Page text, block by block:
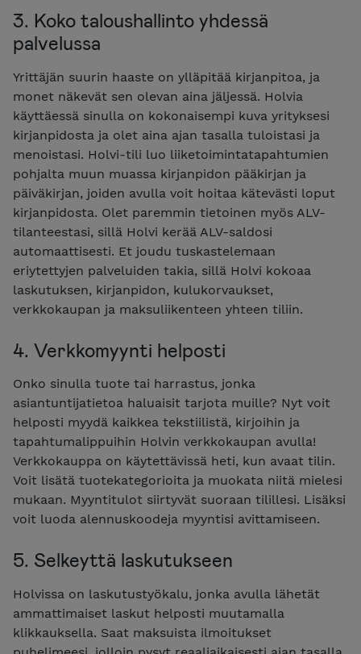
3. Koko taloushallinto yhdessä
palvelussa
Yrittäjän suurin haaste on ylläpitää kirjanpitoa, ja
monet näkevät sen olevan aina jäljessä. Holvia
käyttäessä sinulla on kokonaisempi kuva yrityksesi
kirjanpidosta ja olet aina ajan tasalla tuloistasi ja
menoistasi. Holvi-tili luo liiketoimintatapahtumien
pohjalta muun muassa kirjanpidon pääkirjan ja
päiväkirjan, joiden avulla voit hoitaa kätevästi loput
kirjanpidosta. Olet paremmin tietoinen myös ALV-
tilanteestasi, sillä Holvi kerää ALV-saldosi
automaattisesti. Et joudu tuskastelemaan
eriytettyjen palveluiden takia, sillä Holvi kokoaa
laskutuksen, kirjanpidon, kulukorvaukset,
verkkokaupan ja maksuliikenteen yhteen tiliin.
4. Verkkomyynti helposti
Onko sinulla tuote tai harrastus, jonka
asiantuntijatietoa haluaisit tarjota muille? Nyt voit
helposti myydä kaikkea tekstiilistä, kirjoihin ja
tapahtumalippuihin Holvin verkkokaupan avulla!
Verkkokauppa on käytettävissä heti, kun avaat tilin.
Voit lisätä tuotekategorioita ja muokata niitä mielesi
mukaan. Myyntitulot siirtyvät suoraan tilillesi. Lisäksi
voit luoda alennuskoodeja myyntisi avittamiseen.
5. Selkeyttä laskutukseen
Holvissa on laskutustyökalu, jonka avulla lähetät
ammattimaiset laskut helposti muutamalla
klikkauksella. Saat maksuista ilmoitukset